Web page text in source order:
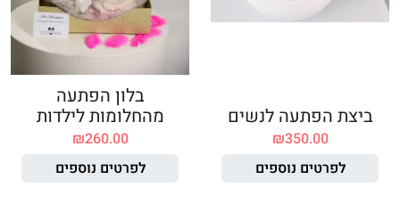
ביצת הפתעה לנשים
₪350.00
לפרטים נוספים
בלון הפתעה
מהחלומות לילדות
₪260.00
לפרטים נוספים